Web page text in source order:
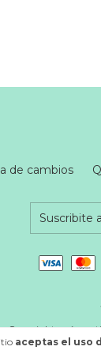
aceptas el uso
de cambios
Copyright uvé